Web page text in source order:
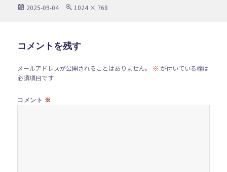
投
2025-09-04
フ
ズ
1024 × 768
コメントを残す
メールアドレスが公開されることはありません。 ※ が付いている欄は
必須項目です
コメント ※